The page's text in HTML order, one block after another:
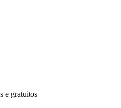
e gratuitos